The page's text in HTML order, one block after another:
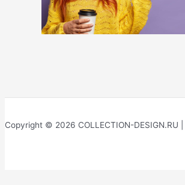
Copyright © 2026 COLLECTION-DESIGN.RU |